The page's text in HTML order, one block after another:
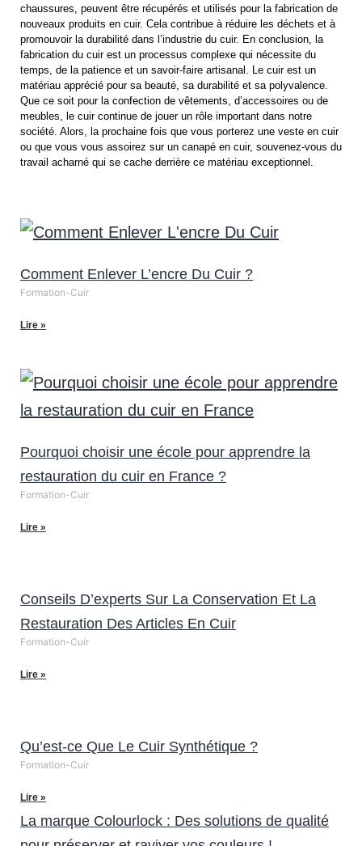
chaussures, peuvent être récupérés et utilisés pour la fabrication de
nouveaux produits en cuir. Cela contribue à réduire les déchets et à
promouvoir la durabilité dans l’industrie du cuir. En conclusion, la
fabrication du cuir est un processus complexe qui nécessite du
temps, de la patience et un savoir-faire artisanal. Le cuir est un
matériau apprécié pour sa beauté, sa durabilité et sa polyvalence.
Que ce soit pour la confection de vêtements, d’accessoires ou de
meubles, le cuir continue de jouer un rôle important dans notre
société. Alors, la prochaine fois que vous porterez une veste en cuir
ou que vous vous assoirez sur un canapé en cuir, souvenez-vous du
travail acharné qui se cache derrière ce matériau exceptionnel.
Comment Enlever L’encre Du Cuir ?
Formation-Cuir
Lire »
Pourquoi choisir une école pour apprendre la
restauration du cuir en France ?
Formation-Cuir
Lire »
Conseils D’experts Sur La Conservation Et La
Restauration Des Articles En Cuir
Formation-Cuir
Lire »
Qu’est-ce Que Le Cuir Synthétique ?
Formation-Cuir
Lire »
La marque Colourlock : Des solutions de qualité